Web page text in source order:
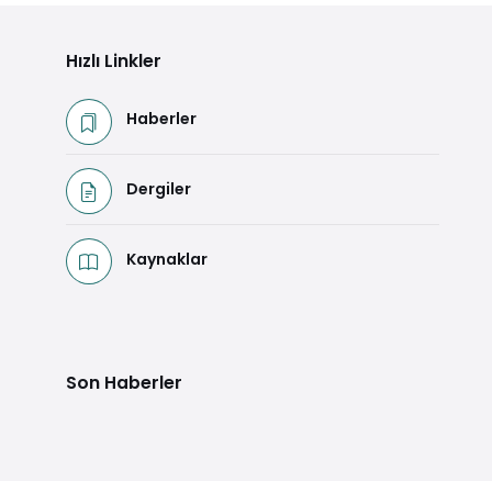
Hızlı Linkler
Haberler
Dergiler
Kaynaklar
Son Haberler